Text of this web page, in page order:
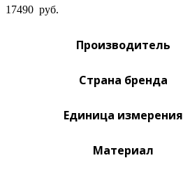
17490 руб.
Производитель
Страна бренда
Единица измерения
Материал